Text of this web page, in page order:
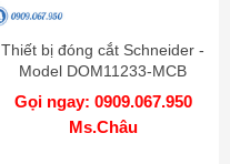
Thiết bị đóng cắt Schneider -
Model DOM11233-MCB
Gọi ngay: 0909.067.950
Ms.Châu